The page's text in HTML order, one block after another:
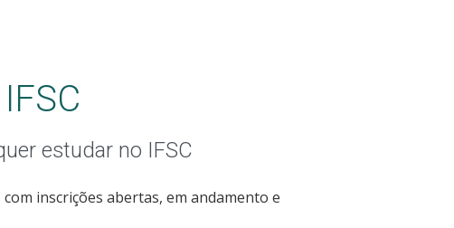
estudar no IFSC
inscrições abertas, em andamento e